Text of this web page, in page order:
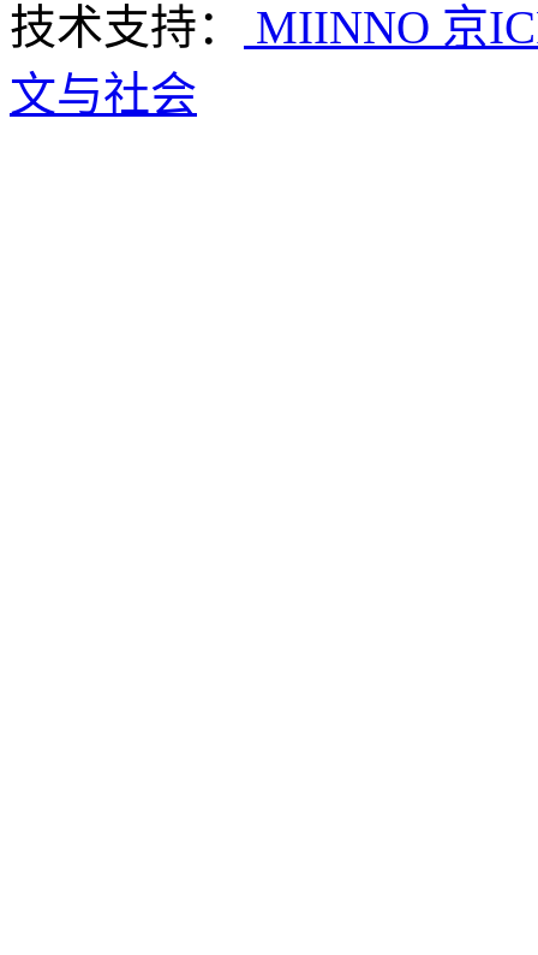
技术支持：
MIINNO 京
文与社会